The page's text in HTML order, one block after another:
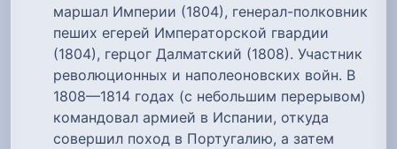
маршал Империи (1804), генерал-полковник
пеших егерей Императорской гвардии
(1804), герцог Далматский (1808). Участник
революционных и наполеоновских войн. В
1808—1814 годах (с небольшим перерывом)
командовал армией в Испании, откуда
совершил поход в Португалию, а затем